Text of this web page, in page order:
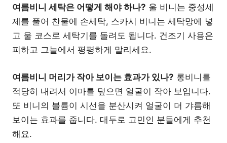
여름비니 세탁은 어떻게 해야 하나? 울 비니는 중성세
제를 풀어 찬물에 손세탁, 스카시 비니는 세탁망에 넣
고 울 코스로 세탁기를 돌려도 됩니다. 건조기 사용은
피하고 그늘에서 평평하게 말리세요.
여름비니 머리가 작아 보이는 효과가 있나? 롱비니를
적당히 내려서 이마를 덮으면 얼굴이 작아 보입니다.
또 비니의 볼륨이 시선을 분산시켜 얼굴이 더 갸름해
보이는 효과를 줍니다. 대두로 고민인 분들에게 추천
해요.